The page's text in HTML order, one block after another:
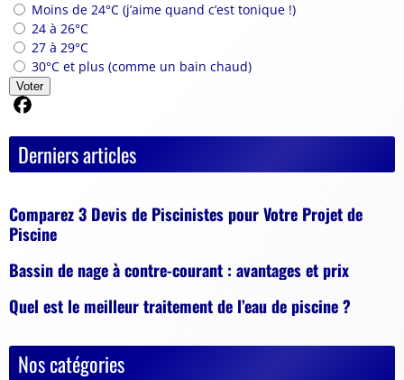
Moins de 24°C (j’aime quand c’est tonique !)
24 à 26°C
27 à 29°C
30°C et plus (comme un bain chaud)
Voter
Derniers articles
Comparez 3 Devis de Piscinistes pour Votre Projet de
Piscine
Bassin de nage à contre-courant : avantages et prix
Quel est le meilleur traitement de l’eau de piscine ?
Nos catégories